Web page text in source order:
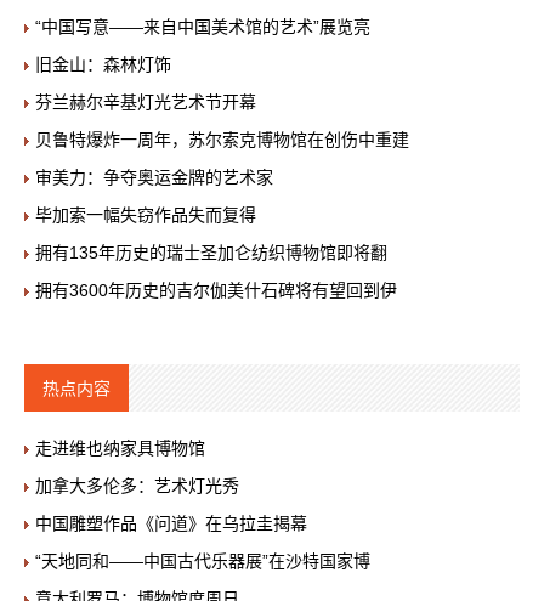
“中国写意——来自中国美术馆的艺术”展览亮
旧金山：森林灯饰
芬兰赫尔辛基灯光艺术节开幕
贝鲁特爆炸一周年，苏尔索克博物馆在创伤中重建
审美力：争夺奥运金牌的艺术家
毕加索一幅失窃作品失而复得
拥有135年历史的瑞士圣加仑纺织博物馆即将翻
拥有3600年历史的吉尔伽美什石碑将有望回到伊
热点内容
走进维也纳家具博物馆
加拿大多伦多：艺术灯光秀
中国雕塑作品《问道》在乌拉圭揭幕
“天地同和——中国古代乐器展”在沙特国家博